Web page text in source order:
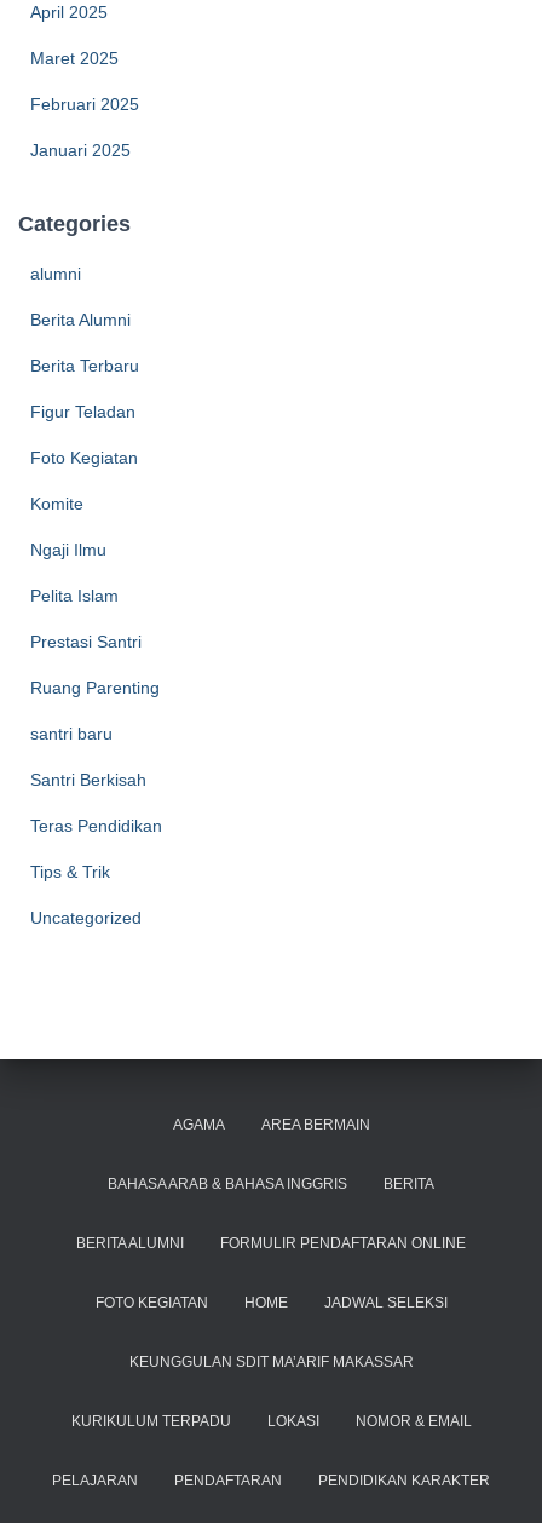
April 2025
Maret 2025
Februari 2025
Januari 2025
Categories
alumni
Berita Alumni
Berita Terbaru
Figur Teladan
Foto Kegiatan
Komite
Ngaji Ilmu
Pelita Islam
Prestasi Santri
Ruang Parenting
santri baru
Santri Berkisah
Teras Pendidikan
Tips & Trik
Uncategorized
AGAMA AREA BERMAIN
BAHASA ARAB & BAHASA INGGRIS BERITA
BERITA ALUMNI FORMULIR PENDAFTARAN ONLINE
FOTO KEGIATAN HOME JADWAL SELEKSI
KEUNGGULAN SDIT MA’ARIF MAKASSAR
KURIKULUM TERPADU LOKASI NOMOR & EMAIL
PELAJARAN PENDAFTARAN PENDIDIKAN KARAKTER